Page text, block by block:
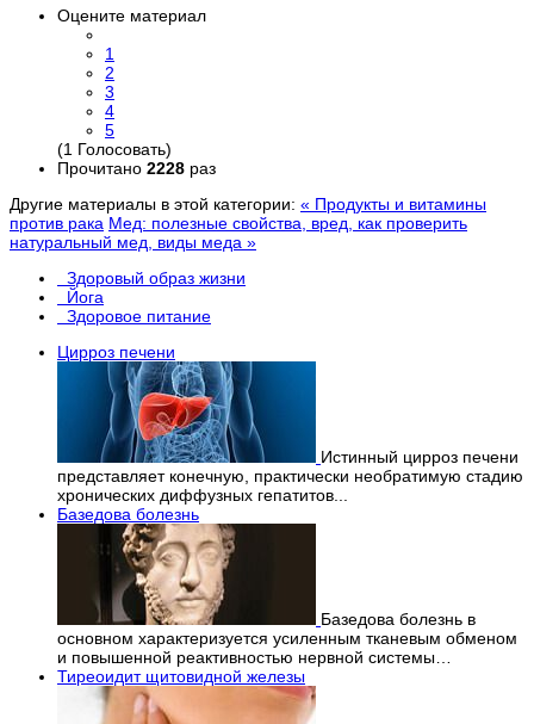
Оцените материал
1
2
3
4
5
(1 Голосовать)
Прочитано 2228 раз
Другие материалы в этой категории: « Продукты и витамины
против рака Мед: полезные свойства, вред, как проверить
натуральный мед, виды меда »
Здоровый образ жизни
Йога
Здоровое питание
Цирроз печени
Истинный цирроз печени
представляет конечную, практически необратимую стадию
хронических диффузных гепатитов...
Базедова болезнь
Базедова болезнь в
основном характеризуется усиленным тканевым обменом
и повышенной реактивностью нервной системы…
Тиреоидит щитовидной железы